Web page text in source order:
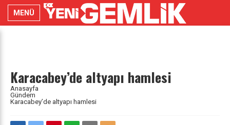
MENÜ
Karacabey’de altyapı hamlesi
Anasayfa
Gündem
Karacabey’de altyapı hamlesi